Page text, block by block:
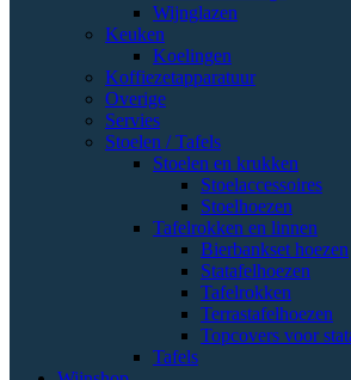
Wijnglazen
Keuken
Koelingen
Koffiezetapparatuur
Overige
Servies
Stoelen / Tafels
Stoelen en krukken
Stoelaccessoires
Stoelhoezen
Tafelrokken en linnen
Bierbankset hoezen
Statafelhoezen
Tafelrokken
Terrastafelhoezen
Topcovers voor
Tafels